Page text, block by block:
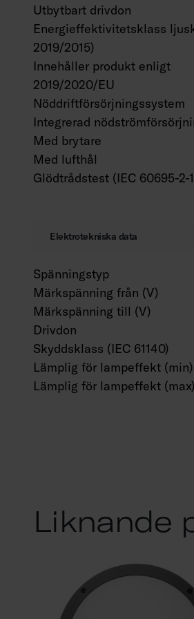
Utbytbart drivdon
Energieffektivitetsklass
2019/2015)
Innehåller produkt enligt
2019/2020/EU
Nöddriftförsörjningssystem
Integrerad
Med brytare
Med lufthål
Glödtrådstest (IEC 60695-2-
Elektrotekniska data
Spänningstyp
Märkspänning från (V)
Märkspänning till (V)
Drivdon
Skyddsklass (IEC 61140)
Lämplig för lampeffekt
Lämplig för lampeffekt
Liknande